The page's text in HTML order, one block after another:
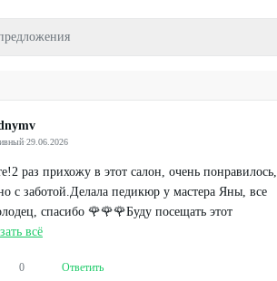
50%
·29.06.2026
раз прихожу в этот салон, очень понравилось,
с заботой.Делала педикюр у мастера Яны, все
спасибо 🌹🌹🌹Буду посещать этот
всё
0 Ответить